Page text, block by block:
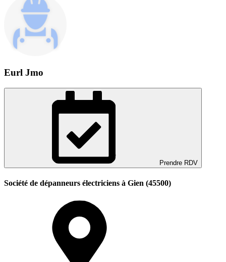
Eurl Jmo
Prendre RDV
Société de dépanneurs électriciens à Gien (45500)